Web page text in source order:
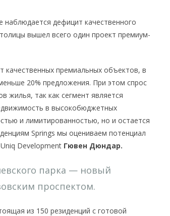
наблюдается дефицит качественного
вышел всего один проект премиум-
премиальных объектов, в
20% предложения. При этом спрос
жилья, так как сегмент является
в высокобюджетных
и лимитированностью, но и остается
Springs мы оцениваем потенциал
Development Гювен Дюндар.
парка — новый
проспектом.
из 150 резиденций с готовой